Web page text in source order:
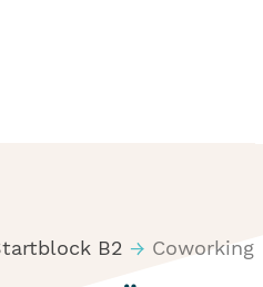
B2 → Coworking